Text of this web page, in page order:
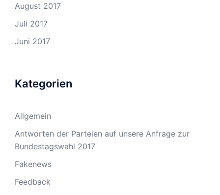
August 2017
Juli 2017
Juni 2017
Kategorien
Allgemein
Antworten der Parteien auf unsere Anfrage zur
Bundestagswahl 2017
Fakenews
Feedback